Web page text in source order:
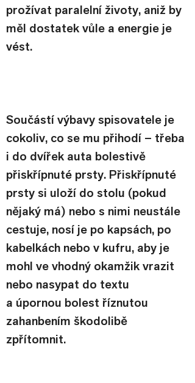
prožívat paralelní životy, aniž by
měl dostatek vůle a energie je
vést.
Součástí výbavy spisovatele je
cokoliv, co se mu přihodí – třeba
i do dvířek auta bolestivě
přiskřípnuté prsty. Přiskřípnuté
prsty si uloží do stolu (pokud
nějaký má) nebo s nimi neustále
cestuje, nosí je po kapsách, po
kabelkách nebo v kufru, aby je
mohl ve vhodný okamžik vrazit
nebo nasypat do textu
a úpornou bolest říznutou
zahanbením škodolibě
zpřítomnit.